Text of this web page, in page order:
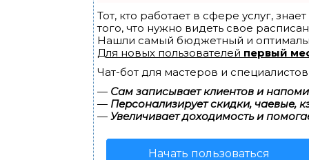
Тот, кто работает в сфере услуг,
того, что нужно видеть свое
Нашли самый бюджетный и
Для новых пользователей первый
Чат-бот для мастеров и
— Сам записывает клиентов и
— Персонализирует скидки, чаевые,
— Увеличивает доходимость и
Начать пользоваться
ПЕРВОГО